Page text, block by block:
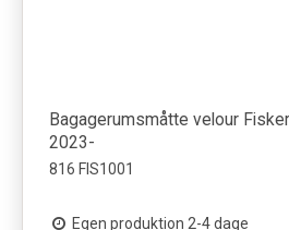
Bagagerumsmåtte velour
2023-
816 FIS1001
Egen produktion 2-4 dage